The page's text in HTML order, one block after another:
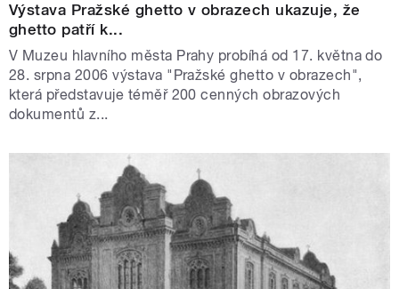
Výstava Pražské ghetto v obrazech ukazuje, že
ghetto patří k...
V Muzeu hlavního města Prahy probíhá od 17. května do
28. srpna 2006 výstava "Pražské ghetto v obrazech",
která představuje téměř 200 cenných obrazových
dokumentů z...